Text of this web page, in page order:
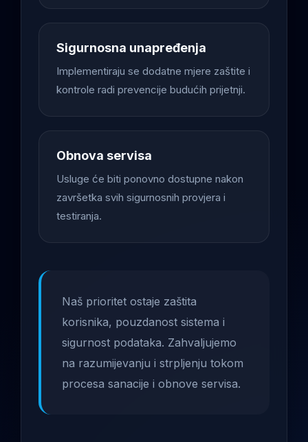
Sigurnosna unapređenja
Implementiraju se dodatne mjere zaštite i
kontrole radi prevencije budućih prijetnji.
Obnova servisa
Usluge će biti ponovno dostupne nakon
završetka svih sigurnosnih provjera i
testiranja.
Naš prioritet ostaje zaštita
korisnika, pouzdanost sistema i
sigurnost podataka. Zahvaljujemo
na razumijevanju i strpljenju tokom
procesa sanacije i obnove servisa.